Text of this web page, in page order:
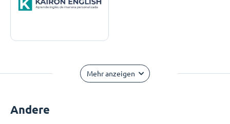
Mehr anzeigen
Andere